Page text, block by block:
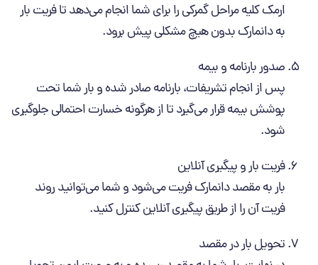
ارمک کلیه مراحل گمرکی را برای شما انجام می‌دهد تا فریت بار
به دانمارک بدون هیچ مشکلی پیش برود.
صدور بارنامه و بیمه
پس از انجام تشریفات، بارنامه صادر شده و بار شما تحت
پوشش بیمه قرار می‌گیرد تا از هرگونه خسارت احتمالی جلوگیری
شود.
فریت بار و پیگیری آنلاین
بار به مقصد دانمارک فریت می‌شود و شما می‌توانید روند
فریت آن را از طریق پیگیری آنلاین کنترل کنید.
تحویل بار در مقصد